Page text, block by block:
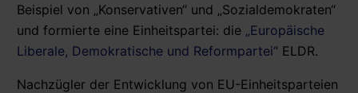
Beispiel von „Konservativen“ und „Sozialdemokraten“
und formierte eine Einheitspartei: die „Europäische
Liberale, Demokratische und Reformpartei“ ELDR.
Nachzügler der Entwicklung von EU-Einheitsparteien